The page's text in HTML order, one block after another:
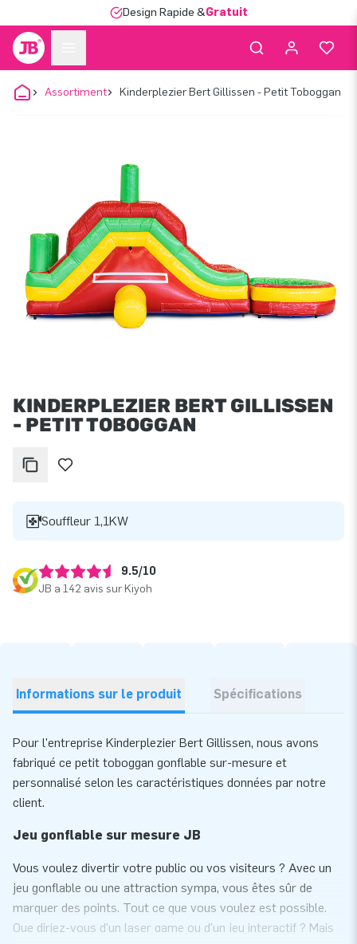
Design Rapide &Gratuit
Assortiment Kinderplezier Bert Gillissen - Petit Toboggan
KINDERPLEZIER BERT GILLISSEN
- PETIT TOBOGGAN
Souffleur 1,1KW
9.5/10
JB a 142 avis sur Kiyoh
Informations sur le produit Spécifications
Pour l'entreprise Kinderplezier Bert Gillissen, nous avons
fabriqué ce petit toboggan gonflable sur-mesure et
personnalisé selon les caractéristiques données par notre
client.
Jeu gonflable sur mesure JB
Vous voulez divertir votre public ou vos visiteurs ? Avec un
jeu gonflable ou une attraction sympa, vous êtes sûr de
marquer des points. Tout ce que vous voulez est possible.
Que diriez-vous d'un laser game ou d'un jeu interactif ? Mais